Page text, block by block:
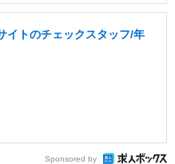
イトのチェックスタッフ/年
Sponsored by